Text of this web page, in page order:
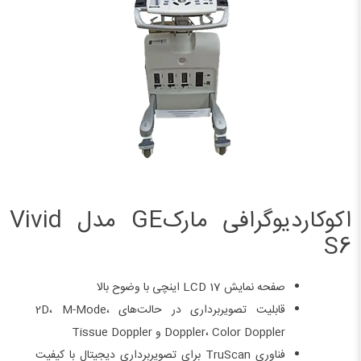
اکوکاردیوگرافی مارکGE مدل Vivid
S6
صفحه نمایش LCD 17 اینچی با وضوح بالا
قابلیت تصویربرداری در حالت‌های 2D، M-Mode،
Doppler، Color Doppler و Tissue Doppler
فناوری TruScan برای تصویربرداری دیجیتال با کیفیت